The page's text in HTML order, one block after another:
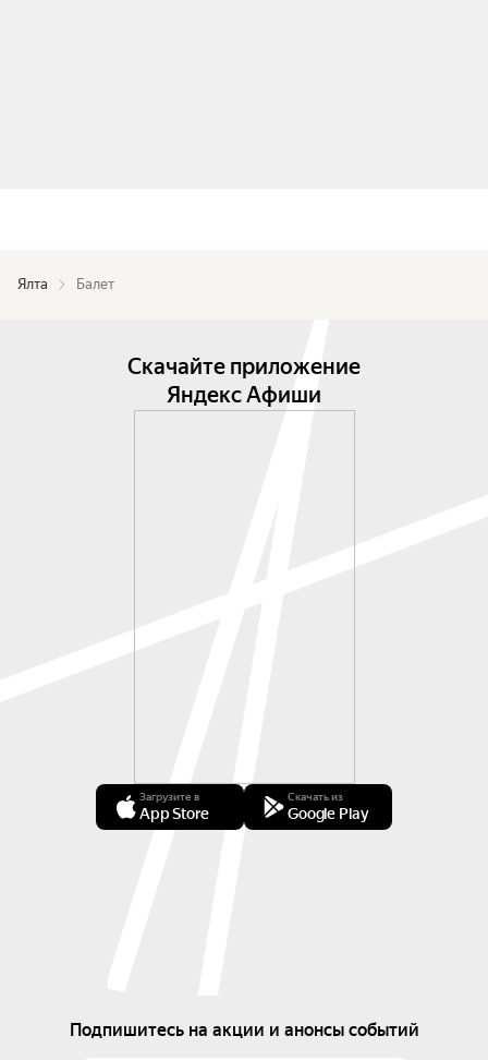
Ялта Балет
Скачайте приложение
Яндекс Афиши
Загрузите в
App Store
Скачать из
Google Play
Подпишитесь на акции и анонсы событий